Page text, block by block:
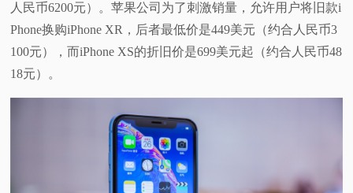
验
专
人民币6200元）。苹果公司为了刺激销量，允许用户将旧款i
Phone换购iPhone XR，后者最低价是449美元（约合人民币3
100元），而iPhone XS的折旧价是699美元起（约合人民币48
18元）。